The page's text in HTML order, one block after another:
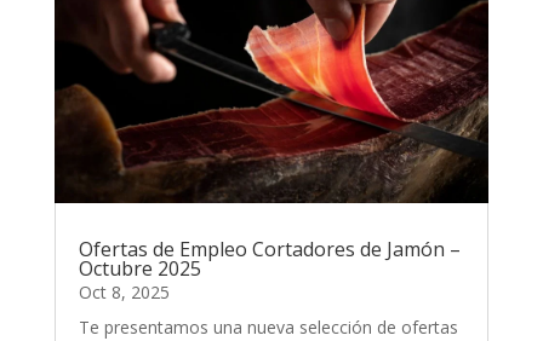
Ofertas de Empleo Cortadores de Jamón –
Octubre 2025
Oct 8, 2025
Te presentamos una nueva selección de ofertas